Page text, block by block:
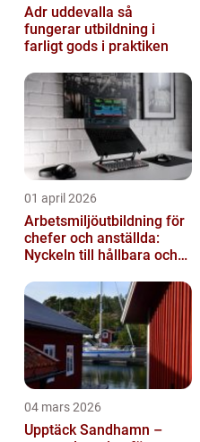
Adr uddevalla så
fungerar utbildning i
farligt gods i praktiken
01 april 2026
Arbetsmiljöutbildning för
chefer och anställda:
Nyckeln till hållbara och
04 mars 2026
Upptäck Sandhamn –